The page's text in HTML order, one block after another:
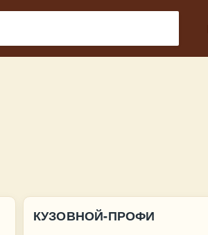
КУЗОВНОЙ-ПРОФИ